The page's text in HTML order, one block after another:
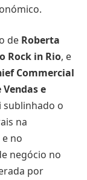
de Roberta
Rock in Rio, e
Commercial
e
sublinhado o
na
no
negócio no
por